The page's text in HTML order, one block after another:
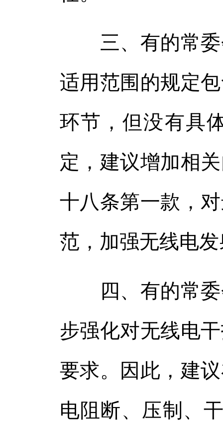
三、有的常委
适用范围的规定
环节，但没有具
定，建议增加相
十八条第一款，
范，加强无线电
四、有的常委
步强化对无线电
要求。因此，建
电阻断、压制、